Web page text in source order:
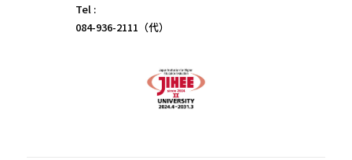
Tel :
084-936-2111（代）